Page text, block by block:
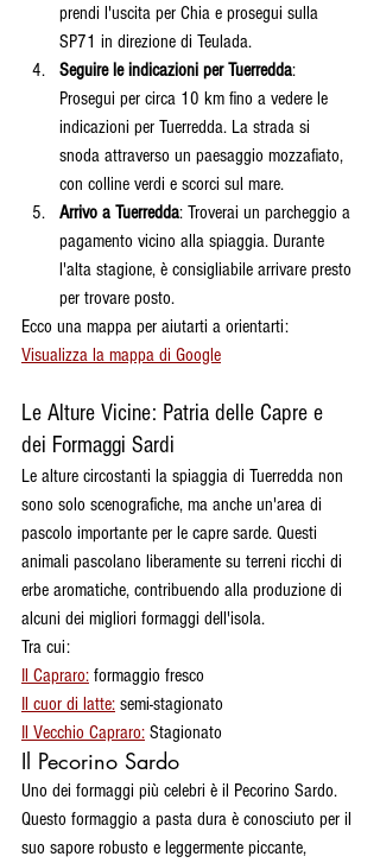
prendi l'uscita per Chia e prosegui sulla
SP71 in direzione di Teulada.
Seguire le indicazioni per Tuerredda:
Prosegui per circa 10 km fino a vedere le
indicazioni per Tuerredda. La strada si
snoda attraverso un paesaggio mozzafiato,
con colline verdi e scorci sul mare.
Arrivo a Tuerredda: Troverai un parcheggio a
pagamento vicino alla spiaggia. Durante
l'alta stagione, è consigliabile arrivare presto
per trovare posto.
Ecco una mappa per aiutarti a orientarti:
Visualizza la mappa di Google
Le Alture Vicine: Patria delle Capre e
dei Formaggi Sardi
Le alture circostanti la spiaggia di Tuerredda non
sono solo scenografiche, ma anche un'area di
pascolo importante per le capre sarde. Questi
animali pascolano liberamente su terreni ricchi di
erbe aromatiche, contribuendo alla produzione di
alcuni dei migliori formaggi dell'isola.
Tra cui:
Il Capraro: formaggio fresco
Il cuor di latte: semi-stagionato
Il Vecchio Capraro: Stagionato
Il Pecorino Sardo
Uno dei formaggi più celebri è il Pecorino Sardo.
Questo formaggio a pasta dura è conosciuto per il
suo sapore robusto e leggermente piccante,